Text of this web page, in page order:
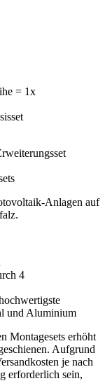
= 1x
Anlagen auf
4
und Aluminium
Montagesets erhöht
Aufgrund
je nach
erforderlich sein,